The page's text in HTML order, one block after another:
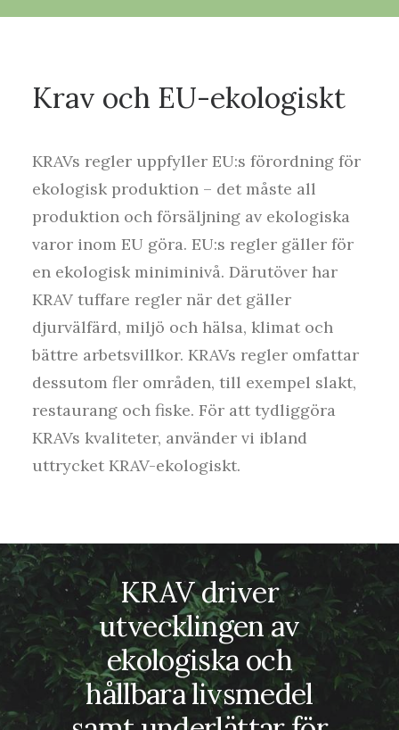
Krav och EU-ekologiskt
KRAVs regler uppfyller EU:s förordning för
ekologisk produktion – det måste all
produktion och försäljning av ekologiska
varor inom EU göra. EU:s regler gäller för
en ekologisk miniminivå. Därutöver har
KRAV tuffare regler när det gäller
djurvälfärd, miljö och hälsa, klimat och
bättre arbetsvillkor. KRAVs regler omfattar
dessutom fler områden, till exempel slakt,
restaurang och fiske. För att tydliggöra
KRAVs kvaliteter, använder vi ibland
uttrycket KRAV-ekologiskt.
KRAV driver
utvecklingen av
ekologiska och
hållbara livsmedel